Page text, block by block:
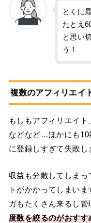
とくに
たとえ
と思い
う！
複数のアフィリエイ
もしもアフィリエイ
などなど…ほかにも10
に登録しすぎて失敗し
収益も分散してしま
トがかかってしまい
ガもたくさん来るし
度数を絞るのがおすす